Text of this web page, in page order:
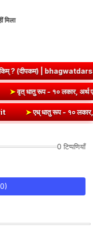
मिला
in Sanskrit ➤वृत् धातु
रूप - १० लकार, अर्थ एवं
0 टिप्पणियाँ